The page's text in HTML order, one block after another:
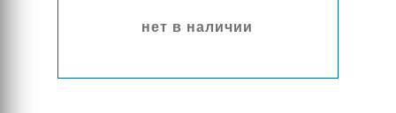
нет в наличии